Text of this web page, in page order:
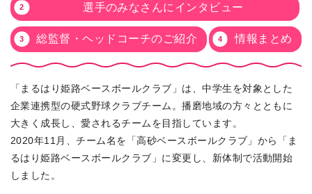
選手のみなさんにインタビュー
総監督・ヘッドコーチのご紹介 情報まとめ
「まるはり姫路ベースボールクラブ」は、中学生を対象とした
企業連携型の硬式野球クラブチーム。播磨地域の方々とともに
大きく成長し、愛されるチームを目指しています。
2020年11月、チーム名を「高砂ベースボールクラブ」から「ま
るはり姫路ベースボールクラブ」に変更し、新体制で活動開始
しました。